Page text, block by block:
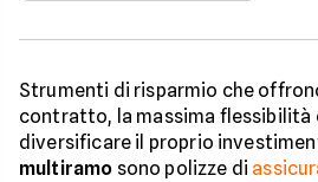
Strumenti di risparmio che
contratto, la massima flessibilità
diversificare il proprio
multiramo sono polizze di